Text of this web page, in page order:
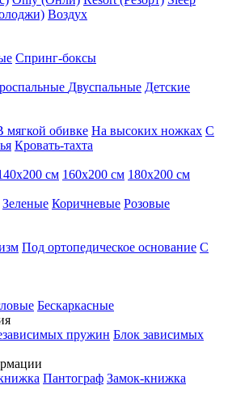
Воздух
Спринг-боксы
Двуспальные Детские
мягкой обивке На высоких ножках С
Кровать-тахта
см 160х200 см 180х200 см
Зеленые Коричневые Розовые
Под ортопедическое основание С
Бескаркасные
пружин Блок зависимых
Пантограф Замок-книжка